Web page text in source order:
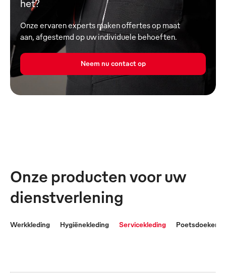
het?
Onze ervaren experts maken offertes op maat
aan, afgestemd op uw individuele behoeften.
Neem nu contact op
Onze producten voor uw
dienstverlening
Werkkleding Hygiënekleding Servicekleding Poetsdoeken